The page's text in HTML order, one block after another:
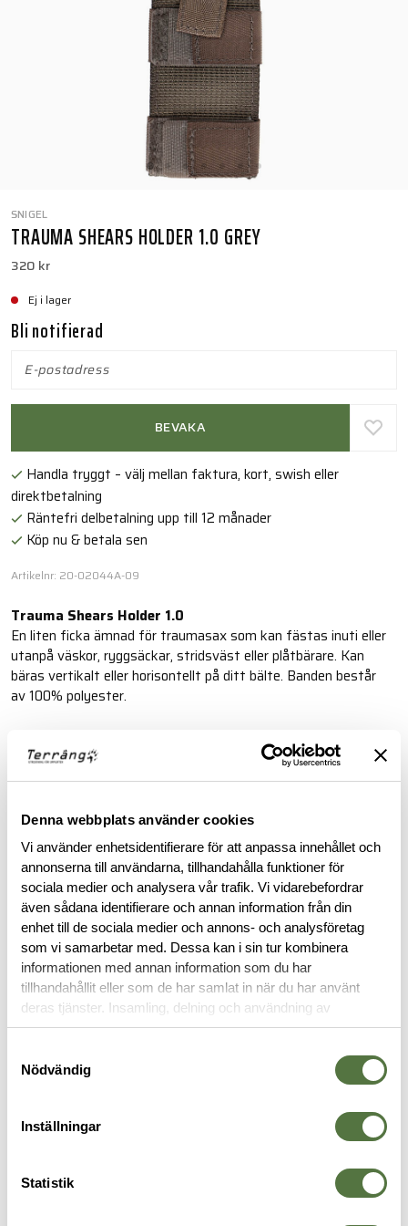
Denna webbplats använder cookies
Vi använder enhetsidentifierare för att anpassa innehållet och
annonserna till användarna, tillhandahålla funktioner för
sociala medier och analysera vår trafik. Vi vidarebefordrar
även sådana identifierare och annan information från din
enhet till de sociala medier och annons- och analysföretag
som vi samarbetar med. Dessa kan i sin tur kombinera
informationen med annan information som du har
tillhandahållit eller som de har samlat in när du har använt
deras tjänster. Insamling, delning och användning av
personuppgifter kan användas för personalisering av
Nödvändig
Inställningar
Statistik
SNIGEL
TRAUMA SHEARS HOLDER 1.0 GREY
320 kr
Ej i lager
Bli notifierad
BEVAKA
Handla tryggt – välj mellan faktura, kort, swish eller
direktbetalning
Räntefri delbetalning upp till 12 månader
Köp nu & betala sen
Artikelnr: 20-02044A-09
Trauma Shears Holder 1.0
En liten ficka ämnad för traumasax som kan fästas inuti eller
utanpå väskor, ryggsäckar, stridsväst eller plåtbärare. Kan
bäras vertikalt eller horisontellt på ditt bälte. Banden består
av 100% polyester.
BESKRIVNING
RECENSIONER
OM VARUMÄRKET
FICKOR & HÅLLARE